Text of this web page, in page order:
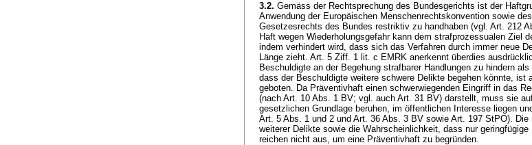
3.2. Gemäss der Rechtsprechung des Bundesgerichts ist der
Anwendung der Europäischen Menschenrechtskonvention sowie
Gesetzesrechts des Bundes restriktiv zu handhaben (vgl. Art. 212
Haft wegen Wiederholungsgefahr kann dem strafprozessualen Ziel
indem verhindert wird, dass sich das Verfahren durch immer neue
Länge zieht. Art. 5 Ziff. 1 lit. c EMRK anerkennt überdies
Beschuldigte an der Begehung strafbarer Handlungen zu hindern
dass der Beschuldigte weitere schwere Delikte begehen könnte, ist
geboten. Da Präventivhaft einen schwerwiegenden Eingriff in das
(nach Art. 10 Abs. 1 BV; vgl. auch Art. 31 BV) darstellt, muss sie
gesetzlichen Grundlage beruhen, im öffentlichen Interesse liegen
Art. 5 Abs. 1 und 2 und Art. 36 Abs. 3 BV sowie Art. 197 StPO). Die
weiterer Delikte sowie die Wahrscheinlichkeit, dass nur
reichen nicht aus, um eine Präventivhaft zu begründen.